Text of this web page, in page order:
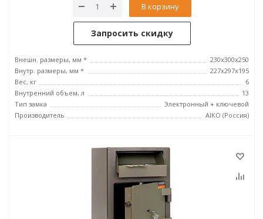
В корзину
Запросить скидку
Внешн. размеры, мм *
230x300x250
Внутр. размеры, мм *
227x297x195
Вес, кг
6
Внутренний объем, л
13
Тип замка
Электронный + ключевой
Производитель
AIKO (Россия)